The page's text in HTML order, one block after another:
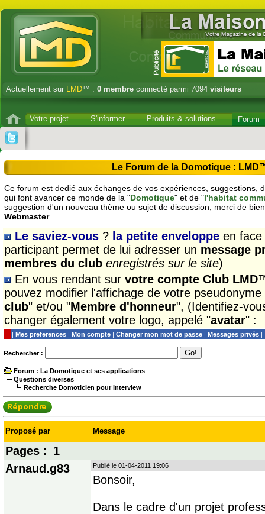
Actuellement sur LMD™ : 0 membre connecté parmi 7094 visiteurs
Votre projet S'informer Produits & solutions Forum
Le Forum de la Domotique :
Ce forum est dedié aux échanges de vos expériences, suggestions,
qui font avancer ce monde de la "Domotique" et de "l'habitat
suggestion d'un nouveau thème ou sujet de discussion, merci de
Webmaster.
Le saviez-vous ? la petite enveloppe en
participant permet de lui adresser un message
membres du club enregistrés sur le site)
En vous rendant sur votre compte Club LMD
pouvez modifier l'affichage de votre
club" et/ou "Membre d'honneur", (Identifiez-
changer également votre logo, appelé "avatar" :
| Mes preferences | Mon compte | Changer mon mot de passe | Messages privés |
Rechercher :
Forum : La Domotique et ses applications
Questions diverses
Recherche Domoticien pour Interview
Proposé par Message
Pages : 1
Arnaud.g83
Publié le 01-04-2011 19:06
Bonsoir,
Dans le cadre d'un projet